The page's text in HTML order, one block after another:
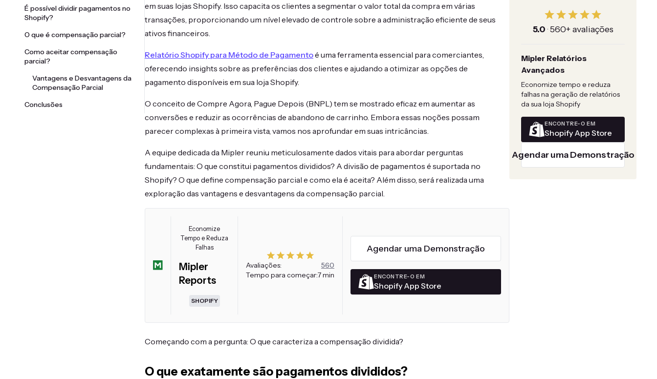
É possível dividir pagamentos no
Shopify?
O que é compensação parcial?
Como aceitar compensação
parcial?
Vantagens e Desvantagens da
Compensação Parcial
Conclusões
em suas lojas Shopify. Isso capacita os clientes a segmentar o valor total da compra em várias
transações, proporcionando um nível elevado de controle sobre a administração eficiente de seus
ativos financeiros.
Relatório Shopify para Método de Pagamentoé uma ferramenta essencial para comerciantes,
oferecendo insights sobre as preferências dos clientes e ajudando a otimizar as opções de
pagamento disponíveis em sua loja Shopify.
O conceito de Compre Agora, Pague Depois (BNPL) tem se mostrado eficaz em aumentar as
conversões e reduzir as ocorrências de abandono de carrinho. Embora essas noções possam
parecer complexas à primeira vista, vamos nos aprofundar em suas intricâncias.
A equipe dedicada da Mipler reuniu meticulosamente dados vitais para abordar perguntas
fundamentais: O que constitui pagamentos divididos? A divisão de pagamentos é suportada no
Shopify? O que define compensação parcial e como ela é aceita? Além disso, será realizada uma
exploração das vantagens e desvantagens da compensação parcial.
Economize
Tempo e Reduza
Falhas
Mipler
Reports
SHOPIFY
Avaliações:
560
Tempo para começar:7 min
Agendar uma Demonstração
ENCONTRE-O EM
Shopify App Store
Começando com a pergunta: O que caracteriza a compensação dividida?
O que exatamente são pagamentos divididos?
5.0 · 560+ avaliações
Mipler Relatórios
Avançados
Economize tempo e reduza
falhas na geração de relatórios
da sua loja Shopify
ENCONTRE-O EM
Shopify App Store
Agendar uma Demonstração